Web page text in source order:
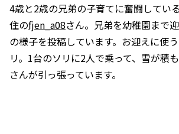
4歳と2歳の兄弟の子育てに奮闘してい
住のfjen_a08さん。兄弟を幼稚園まで
の様子を投稿しています。お迎えに使
リ。1台のソリに2人で乗って、雪が積
さんが引っ張っています。